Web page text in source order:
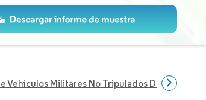
Vehículos Militares No Tripulados De Asia-